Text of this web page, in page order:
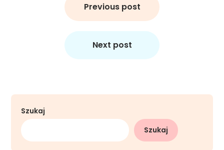
Previous post
Next post
Szukaj
Szukaj